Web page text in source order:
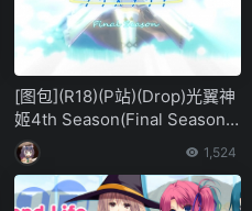
[图包](R18)(P站)(Drop)光翼神
姬4th Season(Final Season)
主线剧情序章~前篇合集篇1,524